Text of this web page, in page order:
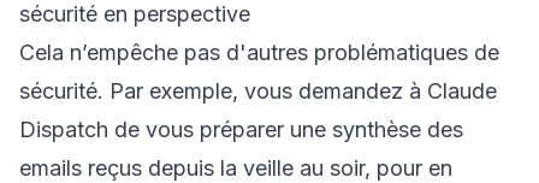
sécurité en perspective
Cela n’empêche pas d'autres problématiques de
sécurité. Par exemple, vous demandez à Claude
Dispatch de vous préparer une synthèse des
emails reçus depuis la veille au soir, pour en